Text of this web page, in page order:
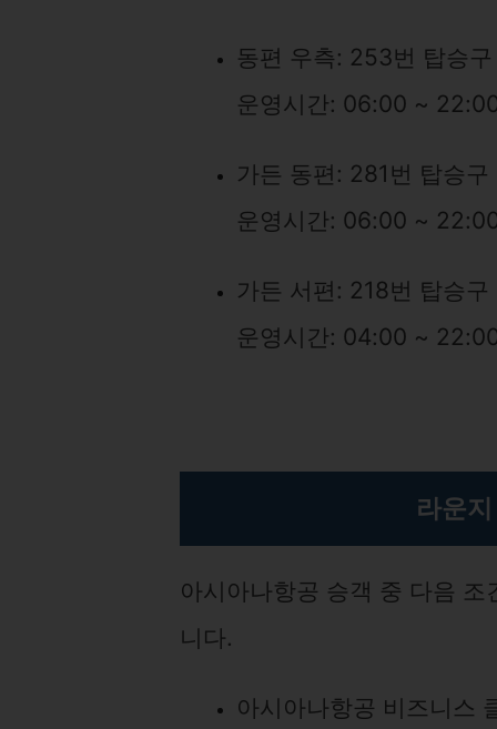
동편 우측: 253번 탑승
운영시간: 06:00 ~
가든 동편: 281번 탑승
운영시간: 06:00 ~
가든 서편: 218번 탑승
운영시간: 04:00 ~
라운
아시아나항공 승객 중 다음
니다.
아시아나항공 비즈니스